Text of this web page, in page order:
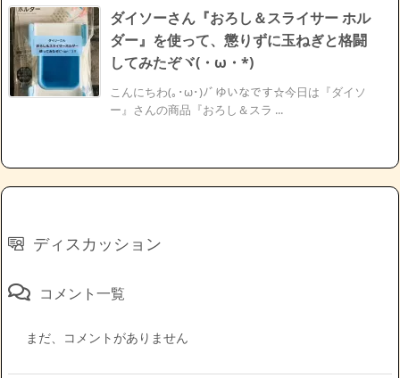
ダイソーさん『おろし＆スライサー ホル
ダー』を使って、懲りずに玉ねぎと格闘
してみたぞヾ(・ω・*)
こんにちわ(｡･ω･)ﾉﾞゆいなです☆今日は『ダイソ
ー』さんの商品『おろし＆スラ ...
ディスカッション
コメント一覧
まだ、コメントがありません